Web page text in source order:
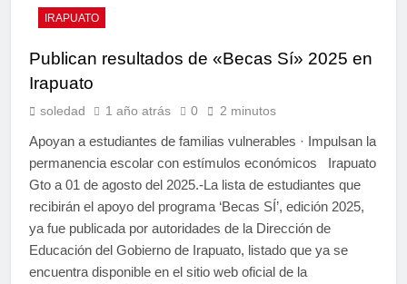
IRAPUATO
Publican resultados de «Becas Sí» 2025 en
Irapuato
soledad 1 año atrás 0 2 minutos
Apoyan a estudiantes de familias vulnerables · Impulsan la
permanencia escolar con estímulos económicos Irapuato
Gto a 01 de agosto del 2025.-La lista de estudiantes que
recibirán el apoyo del programa ‘Becas SÍ’, edición 2025,
ya fue publicada por autoridades de la Dirección de
Educación del Gobierno de Irapuato, listado que ya se
encuentra disponible en el sitio web oficial de la